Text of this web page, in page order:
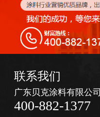
联系我们
广东贝克涂料有限公司
400-882-1377